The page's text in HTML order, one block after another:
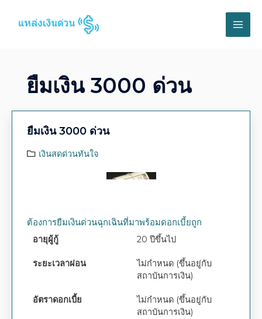
ยืมเงิน 3000 ด่วน
ยืมเงิน 3000 ด่วน
เงินสดด่วนทันใจ
ต้องการยืมเงินด่วนฉุกเฉินที่มาพร้อมดอกเบี้ยถูก
อายุผู้กู้ 20 ปีขึ้นไป
ระยะเวลาผ่อน
ไม่กำหนด (ขึ้นอยู่กับ
สถาบันการเงิน)
อัตราดอกเบี้ย
ไม่กำหนด (ขึ้นอยู่กับ
สถาบันการเงิน)